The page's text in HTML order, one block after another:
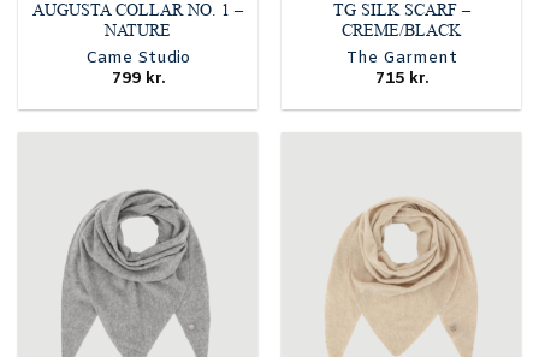
AUGUSTA COLLAR NO. 1 –
NATURE
Came Studio
799 kr.
TG SILK SCARF –
CREME/BLACK
The Garment
715 kr.